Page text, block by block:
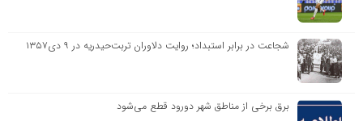
شجاعت در برابر استبداد؛ روایت دلاوران تربت‌حیدریه در ۹ دی۱۳۵۷
برق برخی از مناطق شهر دورود قطع می‌شود